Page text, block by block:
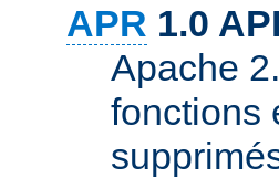
APR 1.0 API
Apache
fonctions